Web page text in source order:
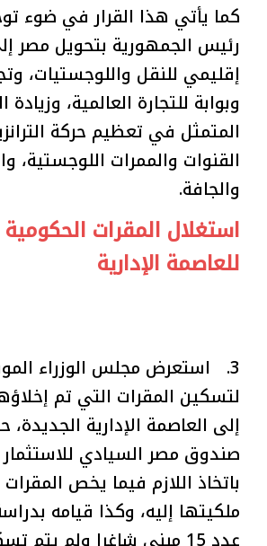
كما يأتي هذا القرار في ضوء
رئيس الجمهورية بتحويل مصر
إقليمي للنقل واللوجستيات،
وبوابة للتجارة العالمية، وزيادة
المتمثل في تعظيم حركة
القنوات والممرات اللوجستية،
والجافة.
استغلال المقرات الحكومية
للعاصمة الإدارية
3. استعرض مجلس الوزراء
لتسكين المقرات التي تم
إلى العاصمة الإدارية
صندوق مصر السيادي للاستثمار
باتخاذ اللازم فيما يخص
ملكيتها إليه، وكذا قيامه